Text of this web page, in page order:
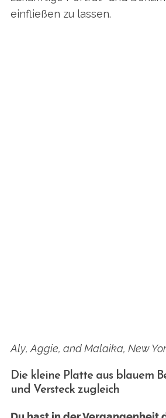
einfließen zu lassen.
Aly, Aggie, and Malaika, New
Die kleine Platte aus blauem
und Versteck zugleich